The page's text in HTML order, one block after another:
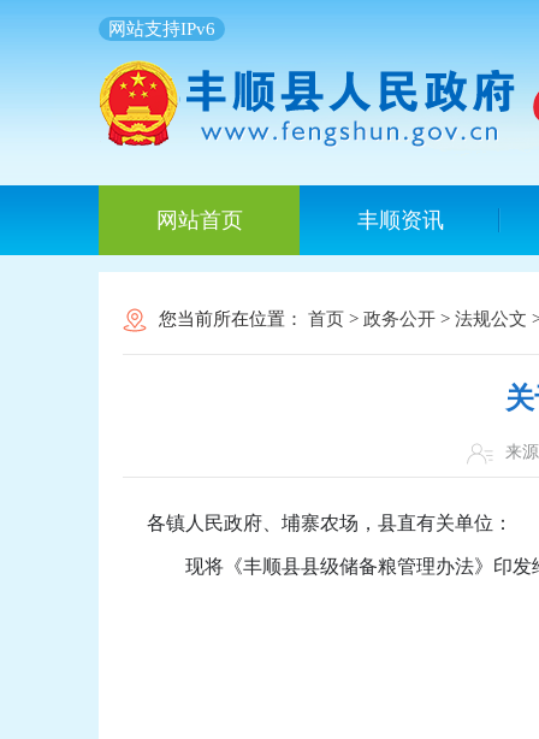
网站支持IPv6
网站首页 丰顺资讯
您当前所在位置： 首页 > 政务公开 > 法规公文
来
各镇人民政府、埔寨农场，县直有关单位：
现将《丰顺县县级储备粮管理办法》印发